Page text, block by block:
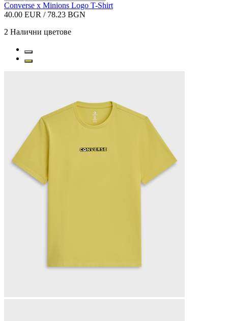
Converse x Minions Logo T-Shirt
40.00 EUR / 78.23 BGN
2 Налични цветове